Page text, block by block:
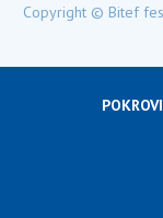
Copyright © Bitef